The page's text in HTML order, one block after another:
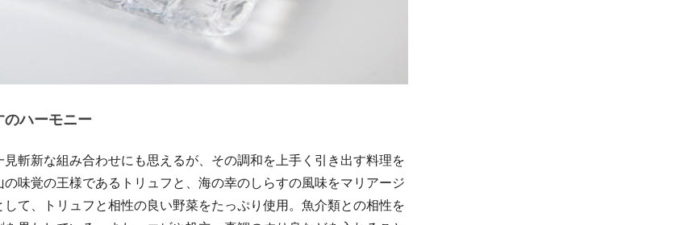
のハーモニー
見斬新な組み合わせにも思えるが、その調和を上手く引き出す料理を
味覚の王様であるトリュフと、海の幸のしらすの風味をマリアージ
して、トリュフと相性の良い野菜をたっぷり使用。魚介類との相性を